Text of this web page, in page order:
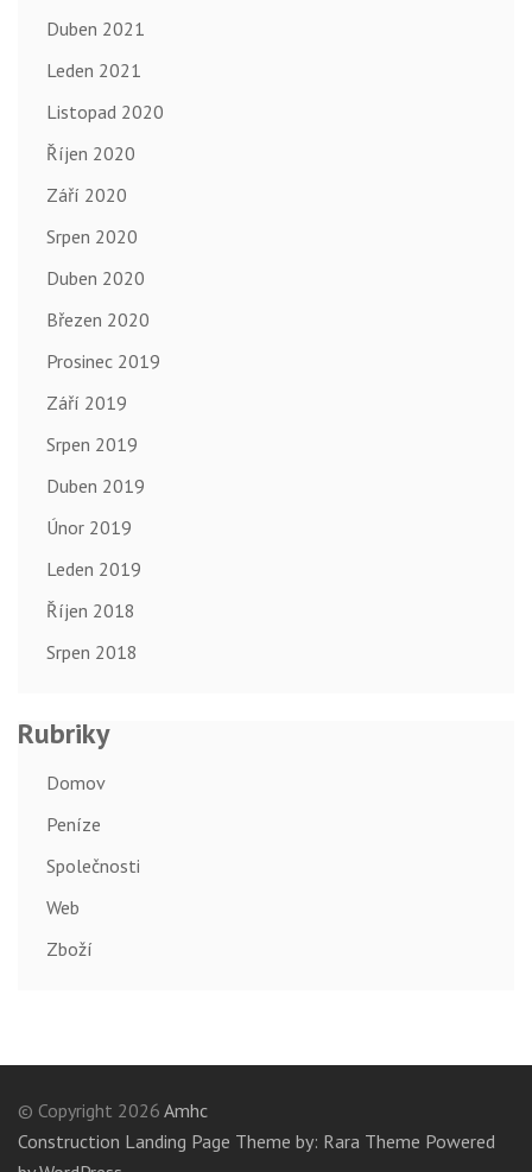
Duben 2021
Leden 2021
Listopad 2020
Říjen 2020
Září 2020
Srpen 2020
Duben 2020
Březen 2020
Prosinec 2019
Září 2019
Srpen 2019
Duben 2019
Únor 2019
Leden 2019
Říjen 2018
Srpen 2018
Rubriky
Domov
Peníze
Společnosti
Web
Zboží
© Copyright 2026 Amhc
Construction Landing Page Theme by: Rara Theme Powered